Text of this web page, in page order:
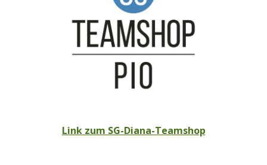
Link zum SG-Diana-Teamshop